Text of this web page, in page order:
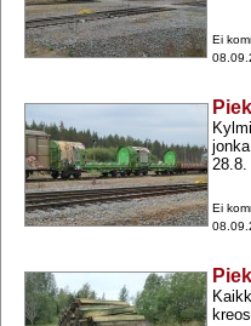
Ei
28.8.
Ei